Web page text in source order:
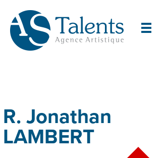
R. Jonathan
LAMBERT